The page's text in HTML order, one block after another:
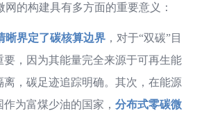
网的构建具有多方面的重要意义：
晰界定了碳核算边界 ，对于“双碳”目
要，因为其能量完全来源于可再生能
离，碳足迹追踪明确。其次，在能源
为富煤少油的国家， 分布式零碳微